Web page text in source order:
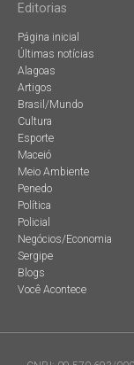
Editorias
Página inicial
Últimas notícias
Alagoas
Artigos
Brasil/Mundo
Cultura
Esporte
Maceió
Meio Ambiente
Penedo
Política
Policial
Negócios/Economia
Sergipe
Blogs
Você Acontece